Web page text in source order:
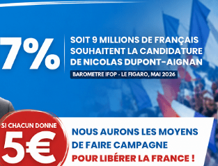
liberté pédagogique devient
abandon culturel
18 juillet 2026
La France au seuil d’un
engrenage stratégique ?
15 juillet 2026